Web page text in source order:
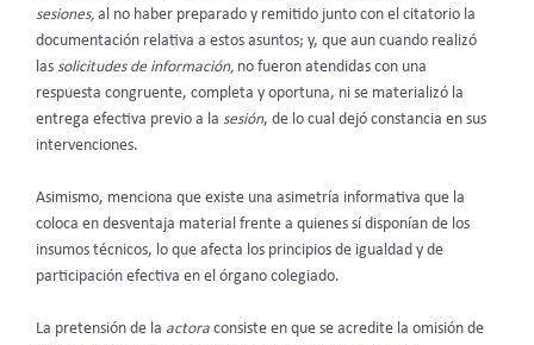
sesiones, al no haber preparado y remitido junto con el citatorio la
documentación relativa a estos asuntos; y, que aun cuando realizó
las solicitudes de información, no fueron atendidas con una
respuesta congruente, completa y oportuna, ni se materializó la
entrega efectiva previo a la sesión, de lo cual dejó constancia en sus
intervenciones.
Asimismo, menciona que existe una asimetría informativa que la
coloca en desventaja material frente a quienes sí disponían de los
insumos técnicos, lo que afecta los principios de igualdad y de
participación efectiva en el órgano colegiado.
La pretensión de la actora consiste en que se acredite la omisión de